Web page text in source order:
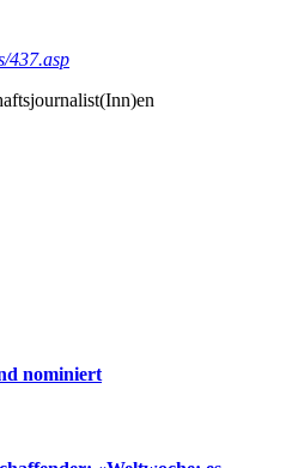
437.asp
nominiert